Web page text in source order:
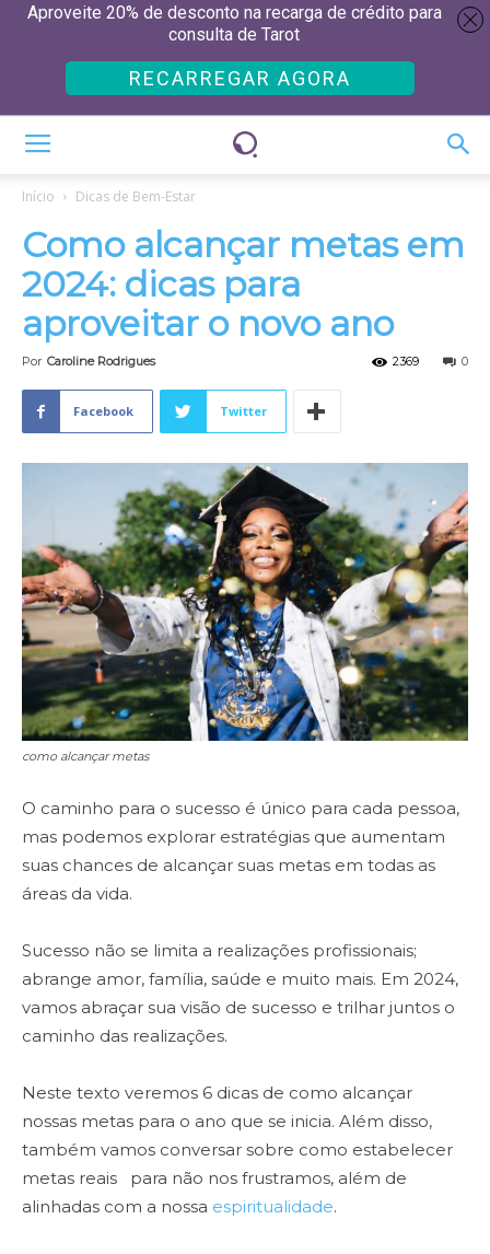
Início Dicas de Bem-Estar
Como alcançar metas em
2024: dicas para
aproveitar o novo ano
Por Caroline Rodrigues 0
2369
Facebook Twitter
como alcançar metas
O caminho para o sucesso é único para cada pessoa,
mas podemos explorar estratégias que aumentam
suas chances de alcançar suas metas em todas as
áreas da vida.
Sucesso não se limita a realizações profissionais;
abrange amor, família, saúde e muito mais. Em 2024,
vamos abraçar sua visão de sucesso e trilhar juntos o
caminho das realizações.
Neste texto veremos 6 dicas de como alcançar
nossas metas para o ano que se inicia. Além disso,
também vamos conversar sobre como estabelecer
metas reais para não nos frustramos, além de
alinhadas com a nossa espiritualidade.
Aproveite 20% de desconto na recarga de crédito para
consulta de Tarot
RECARREGAR AGORA